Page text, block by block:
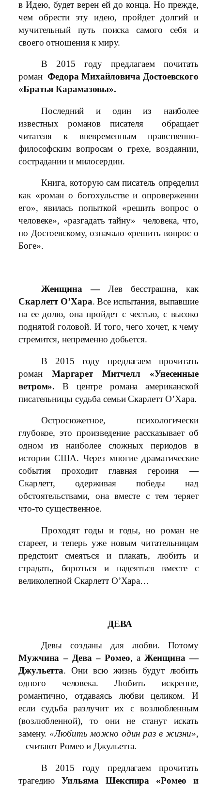
в Идею, будет верен ей до конца. Но прежде,
чем обрести эту идею, пройдет долгий и
мучительный путь поиска самого себя и
своего отношения к миру.
В 2015 году предлагаем почитать
романФедора Михайловича Достоевского
«Братья Карамазовы».
Последний и один из наиболее
известных романов писателя обращает
читателя к вневременным нравственно-
философским вопросам о грехе, воздаянии,
сострадании и милосердии.
Книга, которую сам писатель определил
как «роман о богохульстве и опровержении
его», явилась попыткой «решить вопрос о
человеке», «разгадать тайну» человека, что,
по Достоевскому, означало «решить вопрос о
Боге».
Женщина —Лев бесстрашна, как
Скарлетт О’Хара. Все испытания, выпавшие
на ее долю, она пройдет с честью, с высоко
поднятой головой. И того, чего хочет, к чему
стремится, непременно добьется.
В 2015 году предлагаем прочитать
роман Маргарет Митчелл «Унесенные
ветром». В центре романа американской
писательницы судьба семьи Скарлетт О’Хара.
Остросюжетное, психологически
глубокое, это произведение рассказывает об
одном из наиболее сложных периодов в
истории США. Через многие драматические
события проходит главная героиня —
Скарлетт, одерживая победы над
обстоятельствами, она вместе с тем теряет
что-то существенное.
Проходят годы и годы, но роман не
стареет, и теперь уже новым читательницам
предстоит смеяться и плакать, любить и
страдать, бороться и надеяться вместе с
великолепной Скарлетт О’Хара…
ДЕВА
Девы созданы для любви. Потому
Мужчина – Дева – Ромео, аЖенщина —
Джульетта. Они всю жизнь будут любить
одного человека. Любить искренне,
романтично, отдаваясь любви целиком. И
если судьба разлучит их с возлюбленным
(возлюбленной), то они не станут искать
замену. «Любить можно один раз в жизни»,
– считают Ромео и Джульетта.
В 2015 году предлагаем прочитать
трагедиюУильяма Шекспира «Ромео и